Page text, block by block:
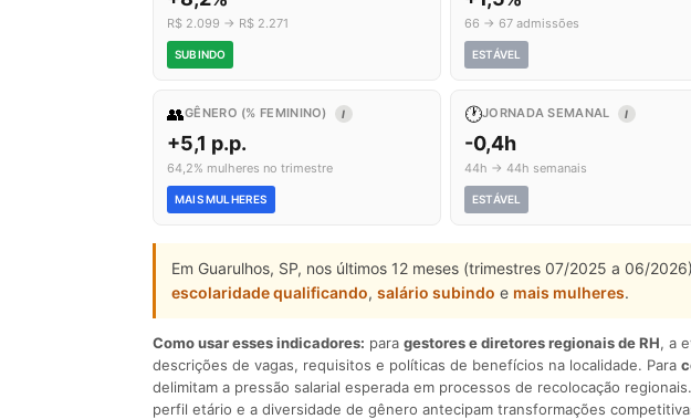
R$ 2.099 → R$ 2.271
SUBINDO
66 → 67 admissões
ESTÁVEL
👥GÊNERO (% FEMININO) I
+5,1 p.p.
64,2% mulheres no trimestre
MAIS MULHERES
🕐JORNADA SEMANAL I
-0,4h
44h → 44h semanais
ESTÁVEL
Em Guarulhos, SP, nos últimos 12 meses (trimestres 07/2025 a 06/
escolaridade qualificando, salário subindo e mais mulheres.
Como usar esses indicadores: para gestores e diretores regionais de RH, a
descrições de vagas, requisitos e políticas de benefícios na localidade. Para
delimitam a pressão salarial esperada em processos de recolocação
perfil etário e a diversidade de gênero antecipam transformações